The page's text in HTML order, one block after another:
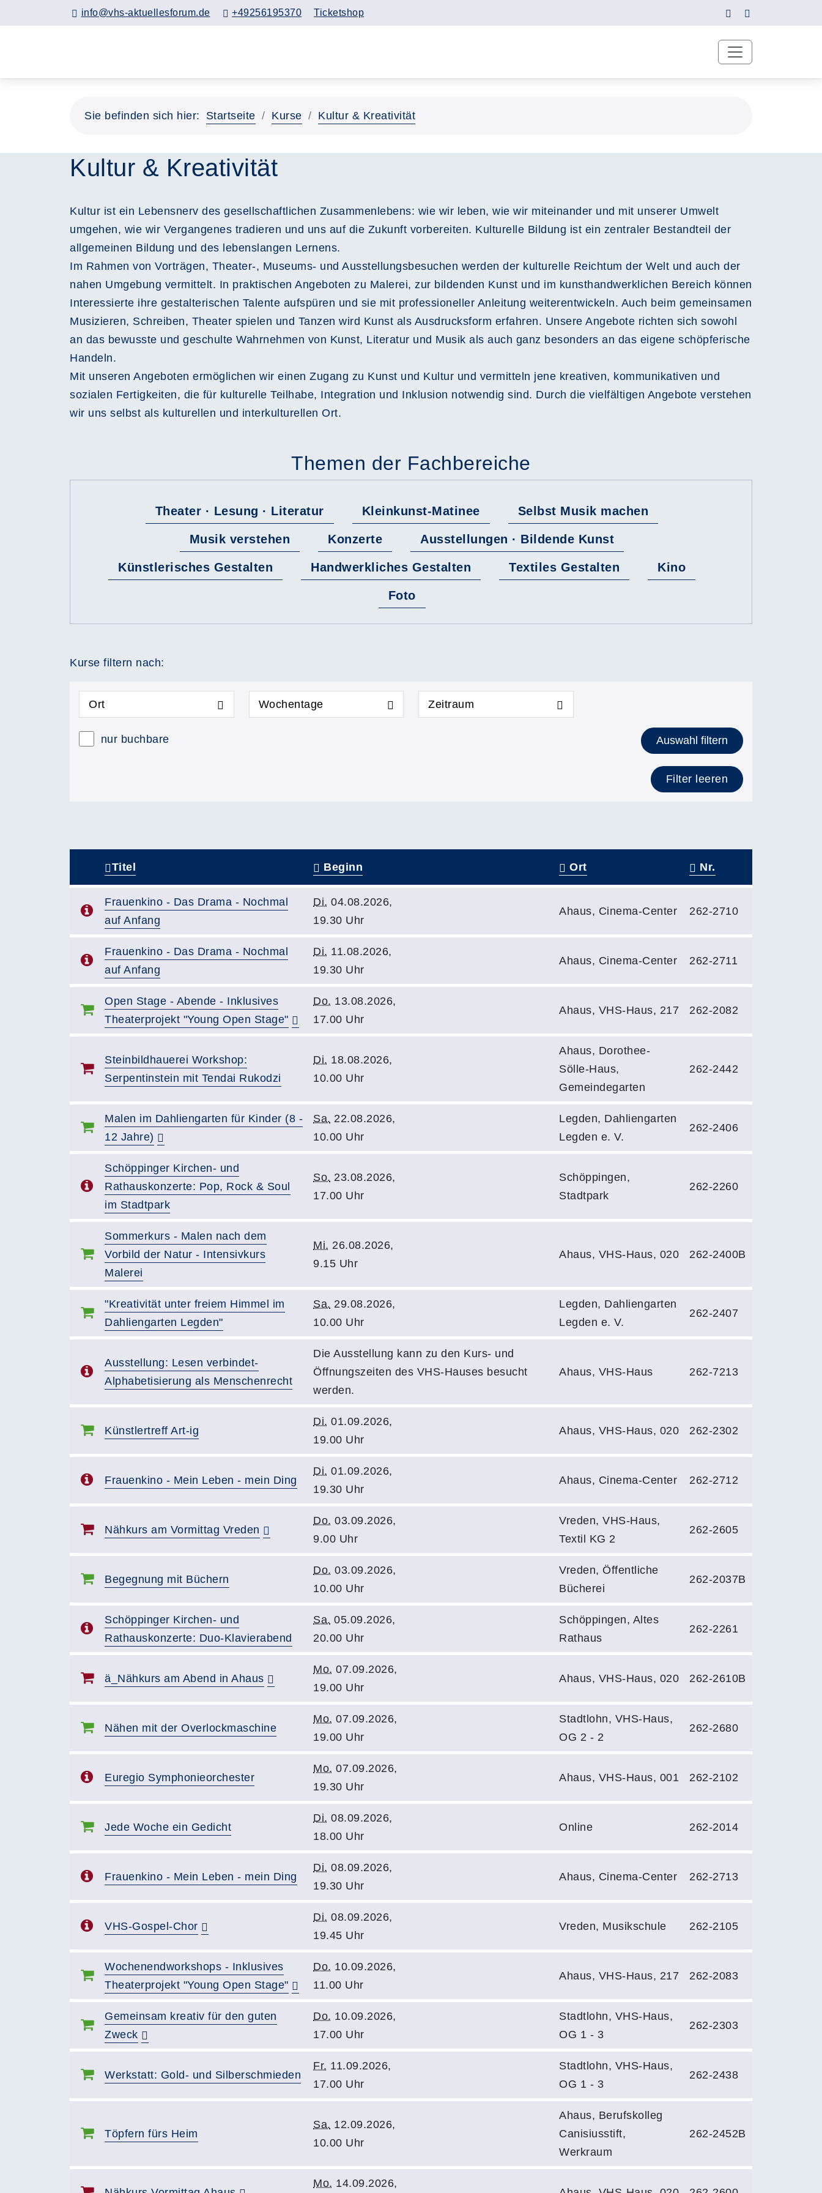
info@vhs-aktuellesforum.de +49256195370 Ticketshop
Sie befinden sich hier: Startseite Kurse Kultur & Kreativität
Kultur & Kreativität
Kultur ist ein Lebensnerv des gesellschaftlichen Zusammenlebens: wie wir leben, wie wir miteinander und mit unserer Umwelt
umgehen, wie wir Vergangenes tradieren und uns auf die Zukunft vorbereiten. Kulturelle Bildung ist ein zentraler Bestandteil der
allgemeinen Bildung und des lebenslangen Lernens.
Im Rahmen von Vorträgen, Theater-, Museums- und Ausstellungsbesuchen werden der kulturelle Reichtum der Welt und auch der
nahen Umgebung vermittelt. In praktischen Angeboten zu Malerei, zur bildenden Kunst und im kunsthandwerklichen Bereich können
Interessierte ihre gestalterischen Talente aufspüren und sie mit professioneller Anleitung weiterentwickeln. Auch beim gemeinsamen
Musizieren, Schreiben, Theater spielen und Tanzen wird Kunst als Ausdrucksform erfahren. Unsere Angebote richten sich sowohl
an das bewusste und geschulte Wahrnehmen von Kunst, Literatur und Musik als auch ganz besonders an das eigene schöpferische
Handeln.
Mit unseren Angeboten ermöglichen wir einen Zugang zu Kunst und Kultur und vermitteln jene kreativen, kommunikativen und
sozialen Fertigkeiten, die für kulturelle Teilhabe, Integration und Inklusion notwendig sind. Durch die vielfältigen Angebote verstehen
wir uns selbst als kulturellen und interkulturellen Ort.
Themen der Fachbereiche
Theater · Lesung · Literatur Kleinkunst-Matinee Selbst Musik machen
Musik verstehen Konzerte Ausstellungen · Bildende Kunst
Künstlerisches Gestalten Handwerkliches Gestalten Textiles Gestalten Kino
Foto
Kurse filtern nach:
Ort Wochentage Zeitraum
nur buchbare Auswahl filtern
Filter leeren
Titel Beginn Ort Nr.
Frauenkino - Das Drama - Nochmal
auf Anfang
Di. 04.08.2026,
19.30 Uhr
Ahaus, Cinema-Center 262-2710
Frauenkino - Das Drama - Nochmal
auf Anfang
Di. 11.08.2026,
19.30 Uhr
Ahaus, Cinema-Center 262-2711
Open Stage - Abende - Inklusives
Theaterprojekt "Young Open Stage"
Do. 13.08.2026,
17.00 Uhr
Ahaus, VHS-Haus, 217 262-2082
Steinbildhauerei Workshop:
Serpentinstein mit Tendai Rukodzi
Di. 18.08.2026,
10.00 Uhr
Ahaus, Dorothee-
Sölle-Haus,
Gemeindegarten
262-2442
Malen im Dahliengarten für Kinder (8 -
12 Jahre)
Sa. 22.08.2026,
10.00 Uhr
Legden, Dahliengarten
Legden e. V.
262-2406
Schöppinger Kirchen- und
Rathauskonzerte: Pop, Rock & Soul
im Stadtpark
So. 23.08.2026,
17.00 Uhr
Schöppingen,
Stadtpark
262-2260
Sommerkurs - Malen nach dem
Vorbild der Natur - Intensivkurs
Malerei
Mi. 26.08.2026,
9.15 Uhr
Ahaus, VHS-Haus, 020 262-2400B
"Kreativität unter freiem Himmel im
Dahliengarten Legden"
Sa. 29.08.2026,
10.00 Uhr
Legden, Dahliengarten
Legden e. V.
262-2407
Ausstellung: Lesen verbindet-
Alphabetisierung als Menschenrecht
Die Ausstellung kann zu den Kurs- und
Öffnungszeiten des VHS-Hauses besucht
werden.
Ahaus, VHS-Haus 262-7213
Künstlertreff Art-ig
Di. 01.09.2026,
19.00 Uhr
Ahaus, VHS-Haus, 020 262-2302
Frauenkino - Mein Leben - mein Ding
Di. 01.09.2026,
19.30 Uhr
Ahaus, Cinema-Center 262-2712
Nähkurs am Vormittag Vreden
Do. 03.09.2026,
9.00 Uhr
Vreden, VHS-Haus,
Textil KG 2
262-2605
Begegnung mit Büchern
Do. 03.09.2026,
10.00 Uhr
Vreden, Öffentliche
Bücherei
262-2037B
Schöppinger Kirchen- und
Rathauskonzerte: Duo-Klavierabend
Sa. 05.09.2026,
20.00 Uhr
Schöppingen, Altes
Rathaus
262-2261
ä_Nähkurs am Abend in Ahaus
Mo. 07.09.2026,
19.00 Uhr
Ahaus, VHS-Haus, 020 262-2610B
Nähen mit der Overlockmaschine
Mo. 07.09.2026,
19.00 Uhr
Stadtlohn, VHS-Haus,
OG 2 - 2
262-2680
Euregio Symphonieorchester
Mo. 07.09.2026,
19.30 Uhr
Ahaus, VHS-Haus, 001 262-2102
Jede Woche ein Gedicht
Di. 08.09.2026,
18.00 Uhr
Online 262-2014
Frauenkino - Mein Leben - mein Ding
Di. 08.09.2026,
19.30 Uhr
Ahaus, Cinema-Center 262-2713
VHS-Gospel-Chor
Di. 08.09.2026,
19.45 Uhr
Vreden, Musikschule 262-2105
Wochenendworkshops - Inklusives
Theaterprojekt "Young Open Stage"
Do. 10.09.2026,
11.00 Uhr
Ahaus, VHS-Haus, 217 262-2083
Gemeinsam kreativ für den guten
Zweck
Do. 10.09.2026,
17.00 Uhr
Stadtlohn, VHS-Haus,
OG 1 - 3
262-2303
Werkstatt: Gold- und Silberschmieden
Fr. 11.09.2026,
17.00 Uhr
Stadtlohn, VHS-Haus,
OG 1 - 3
262-2438
Töpfern fürs Heim
Sa. 12.09.2026,
10.00 Uhr
Ahaus, Berufskolleg
Canisiusstift,
Werkraum
262-2452B
Mo. 14.09.2026,